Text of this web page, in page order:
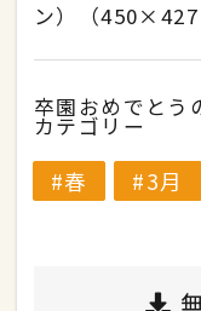
ン）（450×427
卒園おめでとう
カテゴリー
春 3月